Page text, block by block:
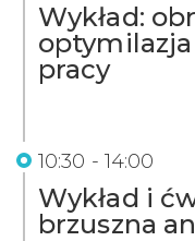
Wykład:
pracy
10:30 - 14:00
Wykład i
brzuszna